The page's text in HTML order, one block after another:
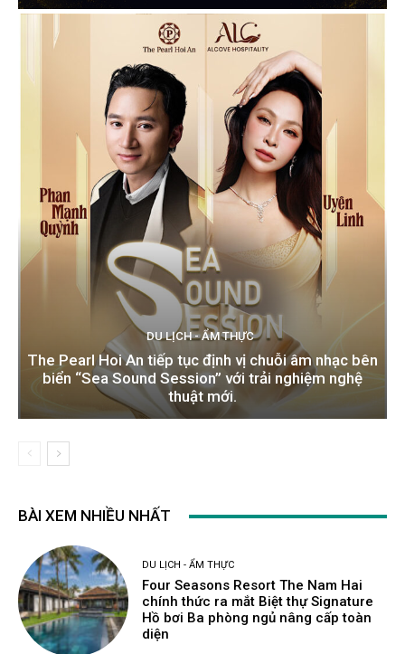
DU LỊCH - ẨM THỰC
The Pearl Hoi An tiếp tục định vị chuỗi âm nhạc bên
biển “Sea Sound Session” với trải nghiệm nghệ
thuật mới.
BÀI XEM NHIỀU NHẤT
DU LỊCH - ẨM THỰC
Four Seasons Resort The Nam Hai
chính thức ra mắt Biệt thự Signature
Hồ bơi Ba phòng ngủ nâng cấp toàn
diện